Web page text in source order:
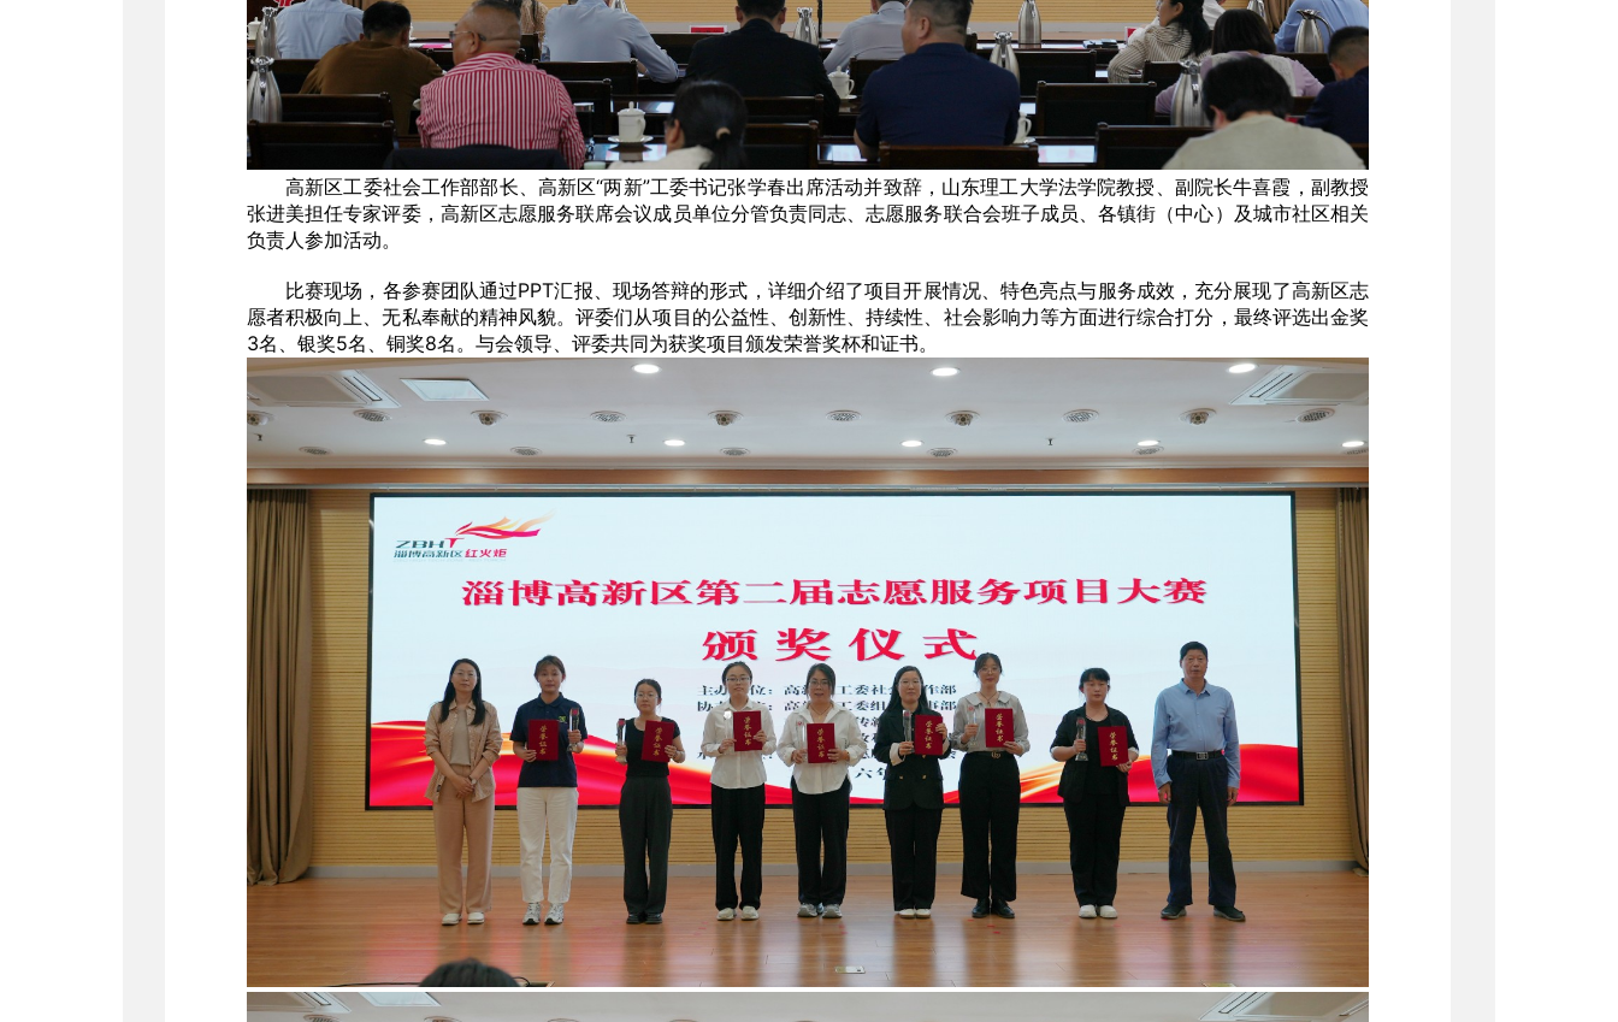
高新区工委社会工作部部长、高新区“两新”工委书记张学春出席活动并致辞，山东理工大学法学院教授、副院长牛喜霞，副教授
张进美担任专家评委，高新区志愿服务联席会议成员单位分管负责同志、志愿服务联合会班子成员、各镇街（中心）及城市社区相关
负责人参加活动。
比赛现场，各参赛团队通过PPT汇报、现场答辩的形式，详细介绍了项目开展情况、特色亮点与服务成效，充分展现了高新区志
愿者积极向上、无私奉献的精神风貌。评委们从项目的公益性、创新性、持续性、社会影响力等方面进行综合打分，最终评选出金奖
3名、银奖5名、铜奖8名。与会领导、评委共同为获奖项目颁发荣誉奖杯和证书。